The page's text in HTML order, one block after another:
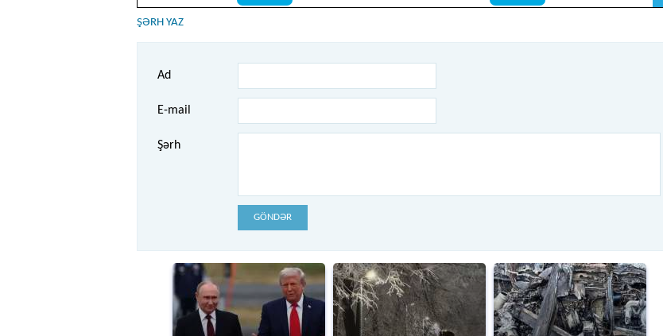
ŞƏRH YAZ
Ad
E-mail
Şərh
GÖNDƏR